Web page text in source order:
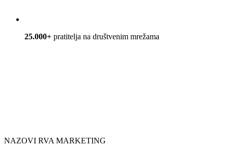
25.000+ pratitelja na društvenim mrežama
NAZOVI RVA MARKETING